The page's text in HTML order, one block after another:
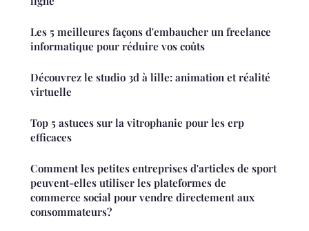
Les 5 meilleures façons d'embaucher un freelance
informatique pour réduire vos coûts
Découvrez le studio 3d à lille: animation et réalité
virtuelle
Top 5 astuces sur la vitrophanie pour les erp
efficaces
Comment les petites entreprises d'articles de sport
peuvent-elles utiliser les plateformes de
commerce social pour vendre directement aux
consommateurs?